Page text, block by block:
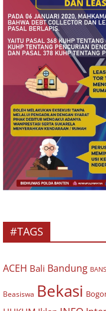
#TAGS
ACEH Bali Bandung
Beasiswa Bekasi